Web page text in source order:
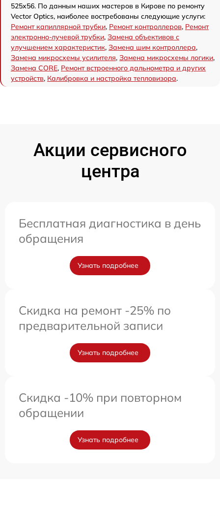
525x56. По данным наших мастеров в Кирове по ремонту
Vector Optics, наиболее востребованы следующие услуги:
Ремонт капиллярной трубки, Ремонт контроллеров, Ремонт
электронно-лучевой трубки, Замена объективов с
улучшением характеристик, Замена шим контроллера,
Замена микросхемы усилителя, Замена микросхемы логики,
Замена CORE, Ремонт встроенного дальнометра и других
устройств, Калибровка и настройка тепловизора.
Акции сервисного
центра
Бесплатная диагностика в день
обращения
Узнать подробнее
Скидка на ремонт -25% по
предварительной записи
Узнать подробнее
Скидка -10% при повторном
обращении
Узнать подробнее